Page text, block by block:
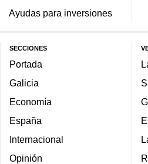
Ayudas para inversiones
SECCIONES
Portada
Galicia
Economía
España
Internacional
Opinión